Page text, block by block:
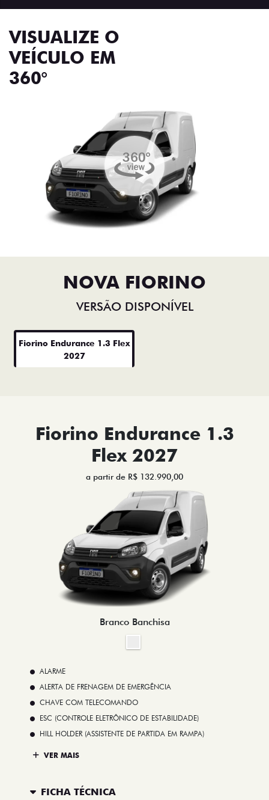
VISUALIZE O
VEÍCULO EM
360°
NOVA FIORINO
VERSÃO DISPONÍVEL
Fiorino Endurance 1.3 Flex
2027
Fiorino Endurance 1.3
Flex 2027
a partir de R$ 132.990,00
Branco Banchisa
ALARME
ALERTA DE FRENAGEM DE EMERGÊNCIA
CHAVE COM TELECOMANDO
ESC (CONTROLE ELETRÔNICO DE ESTABILIDADE)
HILL HOLDER (ASSISTENTE DE PARTIDA EM RAMPA)
VER MAIS
FICHA TÉCNICA